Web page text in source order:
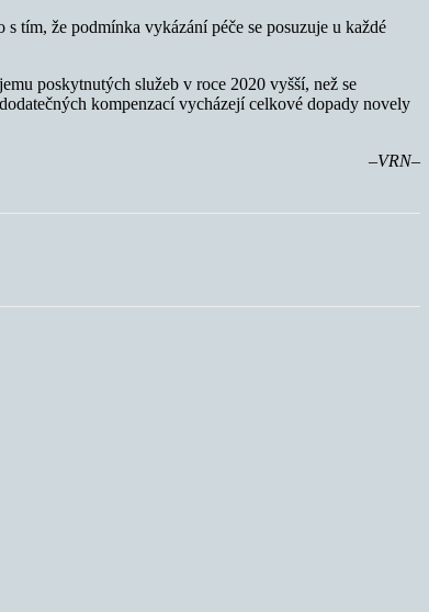
s tím, že podmínka vykázání péče se posuzuje u každé
poskytnutých služeb v roce 2020 vyšší, než se
kompenzací vycházejí celkové dopady novely
–VRN–